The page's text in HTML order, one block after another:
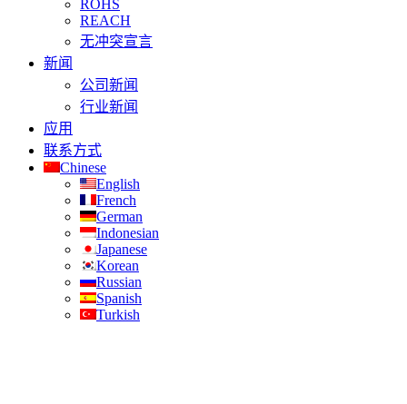
ROHS
REACH
无冲突宣言
新闻
公司新闻
行业新闻
应用
联系方式
Chinese
English
French
German
Indonesian
Japanese
Korean
Russian
Spanish
Turkish